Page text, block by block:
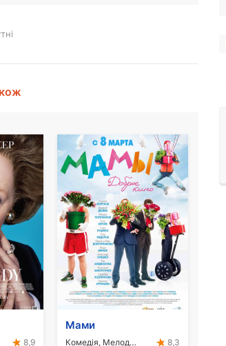
8,9
Мами
Комедія, Мелодрама 8,3